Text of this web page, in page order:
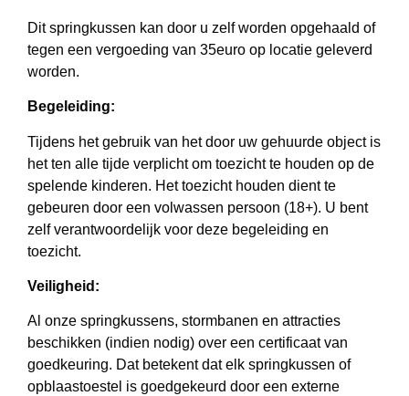
Dit springkussen kan door u zelf worden opgehaald of
tegen een vergoeding van 35euro op locatie geleverd
worden.
Begeleiding:
Tijdens het gebruik van het door uw gehuurde object is
het ten alle tijde verplicht om toezicht te houden op de
spelende kinderen. Het toezicht houden dient te
gebeuren door een volwassen persoon (18+). U bent
zelf verantwoordelijk voor deze begeleiding en
toezicht.
Veiligheid:
Al onze springkussens, stormbanen en attracties
beschikken (indien nodig) over een certificaat van
goedkeuring. Dat betekent dat elk springkussen of
opblaastoestel is goedgekeurd door een externe